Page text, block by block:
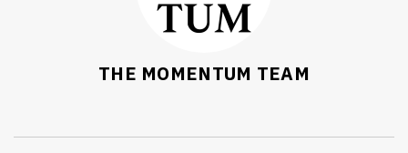
THE MOMENTUM TEAM